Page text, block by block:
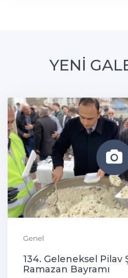
YENİ
Genel
134. Geleneksel Pilav
Ramazan Bayramı